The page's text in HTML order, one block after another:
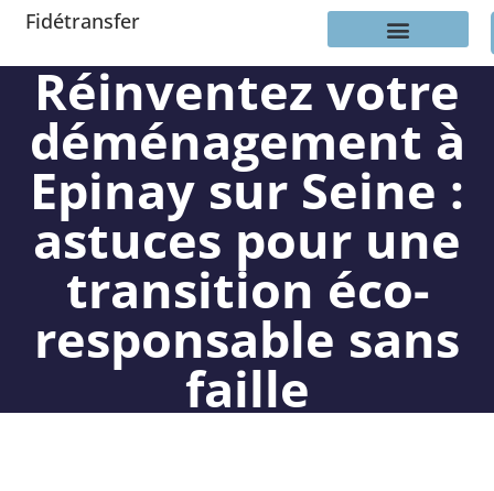
Fidétransfer
Réinventez votre
déménagement à
Epinay sur Seine :
astuces pour une
transition éco-
responsable sans
faille